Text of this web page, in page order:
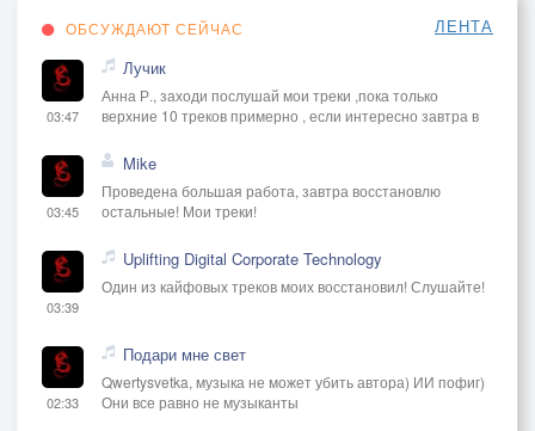
ОБСУЖДАЮТ СЕЙЧАС ЛЕНТА
03:47
Лучик
Анна Р., заходи послушай мои треки ,пока только
верхние 10 треков примерно , если интересно завтра в
03:45
Mike
Проведена большая работа, завтра восстановлю
остальные! Мои треки!
03:39
Uplifting Digital Corporate Technology
Один из кайфовых треков моих восстановил! Слушайте!
02:33
Подари мне свет
Qwertysvetka, музыка не может убить автора) ИИ пофиг)
Они все равно не музыканты